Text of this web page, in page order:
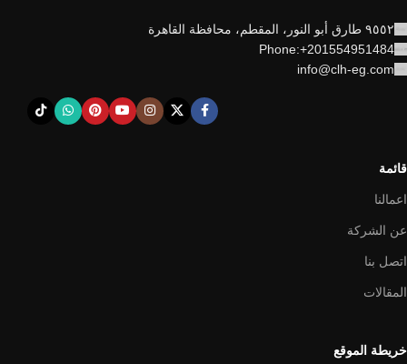
٩٥٥٢ طارق أبو النور، المقطم، محافظة القاهرة
Phone:+201554951484
info@clh-eg.com
قائمة
اعمالنا
عن الشركة
اتصل بنا
المقالات
خريطة الموقع